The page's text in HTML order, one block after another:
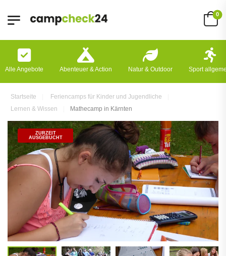
0
Alle Angebote Abenteuer & Action Natur & Outdoor Sport
Startseite
Feriencamps für Kinder und Jugendliche
Lernen & Wissen
Mathecamp in Kärnten
ZURZEIT
AUSGEBUCHT